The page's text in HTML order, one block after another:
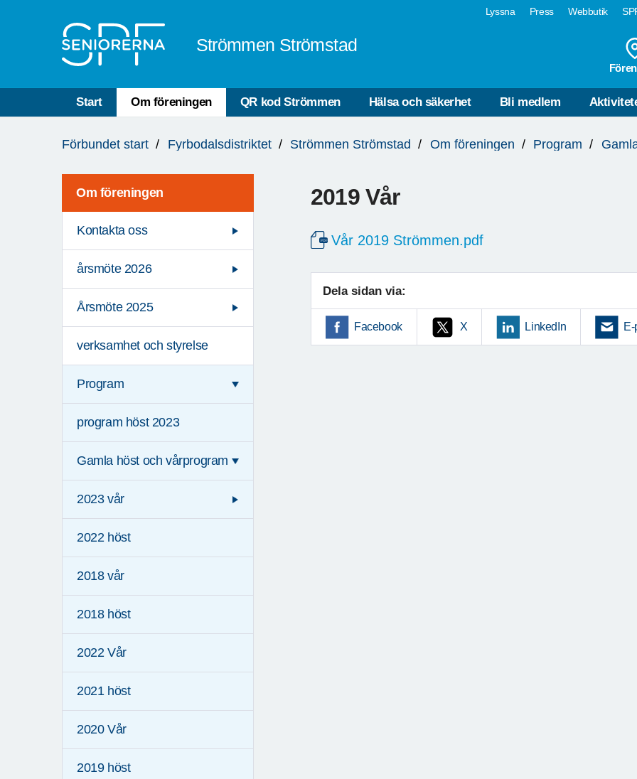
Lyssna Press Webbutik
Strömmen Strömstad
Start Om föreningen QR kod Strömmen Hälsa och säkerhet Bli medlem
är
Förbundet start Fyrbodalsdistriktet Strömmen Strömstad Om föreningen Program
Om föreningen
Kontakta oss
årsmöte 2026
Årsmöte 2025
verksamhet och styrelse
Program
program höst 2023
Gamla höst och vårprogram
2023 vår
2022 höst
2018 vår
2018 höst
2022 Vår
2021 höst
2020 Vår
2019 höst
2019 Vår
Vår 2019 Strömmen.pdf
Dela sidan via:
Facebook X LinkedIn